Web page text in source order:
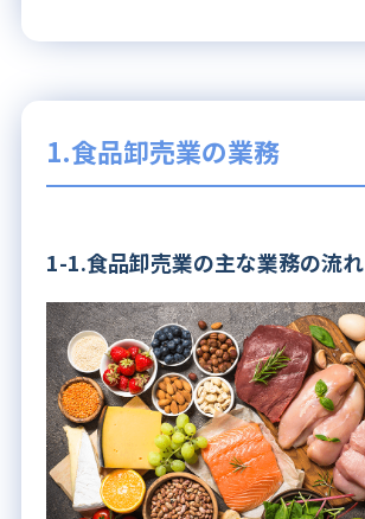
1.食品卸売業の業務
1-1.食品卸売業の主な業務の流れ